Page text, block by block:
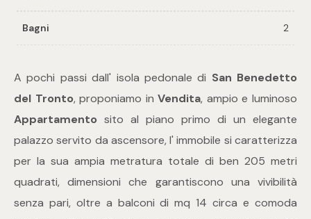
Bagni 2
A pochi passi dall' isola pedonale di San Benedetto
del Tronto, proponiamo inVendita, ampio e luminoso
Appartamento sito al piano primo di un elegante
palazzo servito da ascensore, l' immobile si caratterizza
per la sua ampia metratura totale di ben 205 metri
quadrati, dimensioni che garantiscono una vivibilità
senza pari, oltre a balconi di mq 14 circa e comoda
Commerciali
Industriali
Prezzo